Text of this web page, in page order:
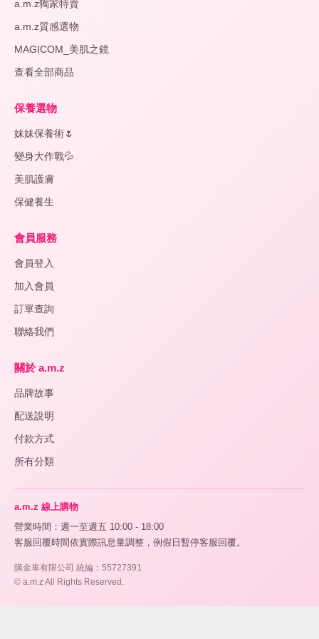
a.m.z獨家特賣
a.m.z質感選物
MAGICOM_美肌之鏡
查看全部商品
保養選物
妹妹保養術🌷
變身大作戰💦
美肌護膚
保健養生
會員服務
會員登入
加入會員
訂單查詢
聯絡我們
關於 a.m.z
品牌故事
配送說明
付款方式
所有分類
a.m.z 線上購物
營業時間：週一至週五 10:00 - 18:00
客服回覆時間依實際訊息量調整，例假日暫停客服回覆。
購金車有限公司 統編：55727391
© a.m.z All Rights Reserved.